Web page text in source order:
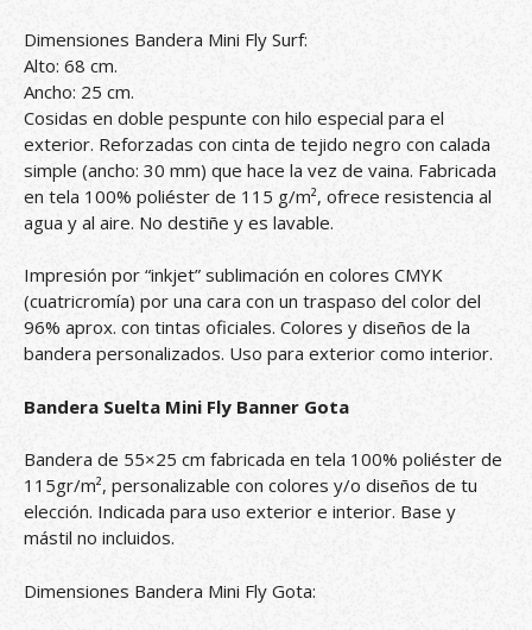
Dimensiones Bandera Mini Fly Surf:
Alto: 68 cm.
Ancho: 25 cm.
Cosidas en doble pespunte con hilo especial para el
exterior. Reforzadas con cinta de tejido negro con calada
simple (ancho: 30 mm) que hace la vez de vaina. Fabricada
en tela 100% poliéster de 115 g/m², ofrece resistencia al
agua y al aire. No destiñe y es lavable.
Impresión por “inkjet” sublimación en colores CMYK
(cuatricromía) por una cara con un traspaso del color del
96% aprox. con tintas oficiales. Colores y diseños de la
bandera personalizados. Uso para exterior como interior.
Bandera Suelta Mini Fly Banner Gota
Bandera de 55×25 cm fabricada en tela 100% poliéster de
115gr/m², personalizable con colores y/o diseños de tu
elección. Indicada para uso exterior e interior. Base y
mástil no incluidos.
Dimensiones Bandera Mini Fly Gota: